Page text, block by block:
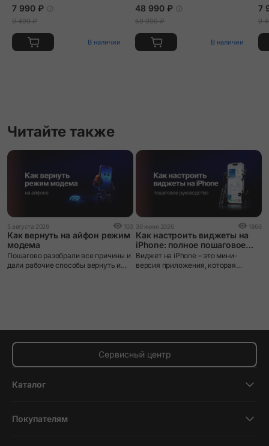
7 990 ₽
9 490 ₽
В наличии
48 990 ₽
59 990 ₽
В наличии
7
9
Читайте также
5 августа 2026 103
Как вернуть на айфон режим
модема
Пошагово разобрали все причины и
дали рабочие способы вернуть и
30 июня 2026 1866
Как настроить виджеты на
iPhone: полное пошаговое
руководство
Виджет на iPhone – это мини-
версия приложения, которая
Сервисный центр
Каталог
Планшеты
Покупателям